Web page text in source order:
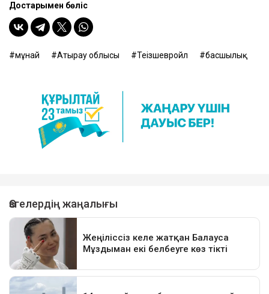
Достарыңмен бөліс
мұнай Атырау облысы Теңізшевройл басшылық